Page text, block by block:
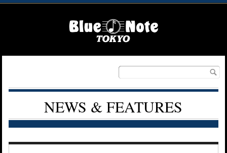
NEWS & FEATURES